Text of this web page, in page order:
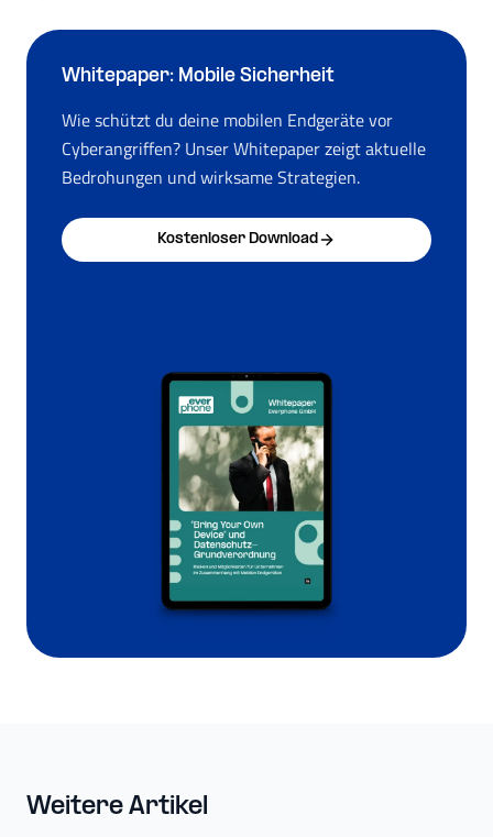
Whitepaper: Mobile Sicherheit
Wie schützt du deine mobilen Endgeräte vor
Cyberangriffen? Unser Whitepaper zeigt aktuelle
Bedrohungen und wirksame Strategien.
Kostenloser Download
Weitere Artikel